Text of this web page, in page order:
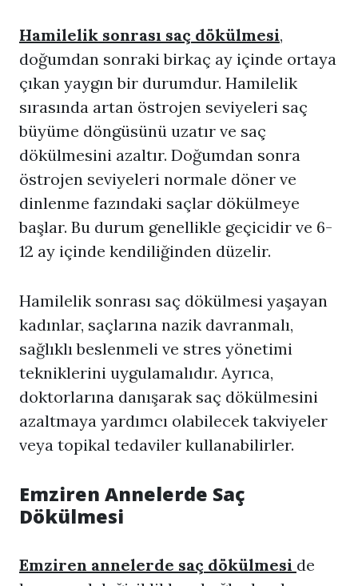
Hamilelik sonrası saç dökülmesi,
doğumdan sonraki birkaç ay içinde ortaya
çıkan yaygın bir durumdur. Hamilelik
sırasında artan östrojen seviyeleri saç
büyüme döngüsünü uzatır ve saç
dökülmesini azaltır. Doğumdan sonra
östrojen seviyeleri normale döner ve
dinlenme fazındaki saçlar dökülmeye
başlar. Bu durum genellikle geçicidir ve 6-
12 ay içinde kendiliğinden düzelir.
Hamilelik sonrası saç dökülmesi yaşayan
kadınlar, saçlarına nazik davranmalı,
sağlıklı beslenmeli ve stres yönetimi
tekniklerini uygulamalıdır. Ayrıca,
doktorlarına danışarak saç dökülmesini
azaltmaya yardımcı olabilecek takviyeler
veya topikal tedaviler kullanabilirler.
Emziren Annelerde Saç
Dökülmesi
Emziren annelerde saç dökülmesi de